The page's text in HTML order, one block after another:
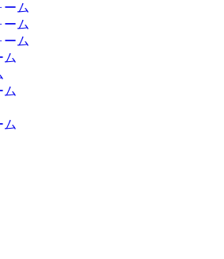
ーム
ーム
ーム
ム
ム
ム